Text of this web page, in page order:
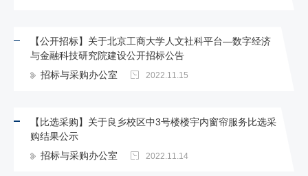
【公开招标】关于北京工商大学人文社科平台—数字经济
与金融科技研究院建设公开招标公告
招标与采购办公室
2022.11.15
【比选采购】关于良乡校区中3号楼楼宇内窗帘服务比选采
购结果公示
招标与采购办公室
2022.11.14